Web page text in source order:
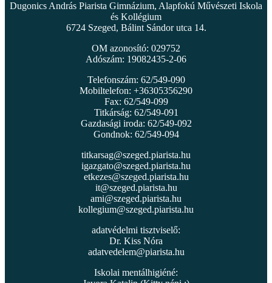
Dugonics András Piarista Gimnázium, Alapfokú Művészeti Iskola
és Kollégium
6724 Szeged, Bálint Sándor utca 14.
OM azonosító: 029752
Adószám: 19082435-2-06
Telefonszám: 62/549-090
Mobiltelefon: +36305356290
Fax: 62/549-099
Titkárság: 62/549-091
Gazdasági iroda: 62/549-092
Gondnok: 62/549-094
titkarsag@szeged.piarista.hu
igazgato@szeged.piarista.hu
etkezes@szeged.piarista.hu
it@szeged.piarista.hu
ami@szeged.piarista.hu
kollegium@szeged.piarista.hu
adatvédelmi tisztviselő:
Dr. Kiss Nóra
adatvedelem@piarista.hu
Iskolai mentálhigiéné: